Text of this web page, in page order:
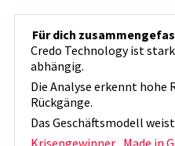
Für dich
Credo Technology ist
abhängig.
Die Analyse erkennt
Rückgänge.
Das Geschäftsmodell